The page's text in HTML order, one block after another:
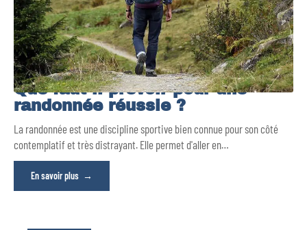
Que faut-il prévoir pour une
randonnée réussie ?
La randonnée est une discipline sportive bien connue pour son côté
contemplatif et très distrayant. Elle permet d'aller en…
En savoir plus